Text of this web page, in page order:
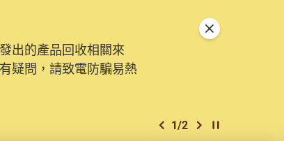
出的產品回收相關來
疑問，請致電防騙易熱
上一個
1/2 下一個開始/暫停幻燈
關閉特別通告